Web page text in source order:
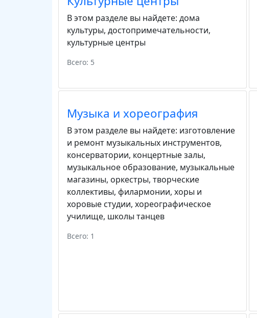
В этом разделе вы найдете: дома
культуры, достопримечательности,
культурные центры
Всего: 5
Музыка и хореография
В этом разделе вы найдете: изготовление
и ремонт музыкальных инструментов,
консерватории, концертные залы,
музыкальное образование, музыкальные
магазины, оркестры, творческие
коллективы, филармонии, хоры и
хоровые студии, хореографическое
училище, школы танцев
Всего: 1